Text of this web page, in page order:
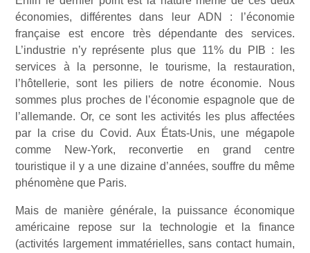
économies, différentes dans leur ADN : l’économie
française est encore très dépendante des services.
L’industrie n’y représente plus que 11% du PIB : les
services à la personne, le tourisme, la restauration,
l’hôtellerie, sont les piliers de notre économie. Nous
sommes plus proches de l’économie espagnole que de
l’allemande. Or, ce sont les activités les plus affectées
par la crise du Covid. Aux États-Unis, une mégapole
comme New-York, reconvertie en grand centre
touristique il y a une dizaine d’années, souffre du même
phénomène que Paris.
Mais de manière générale, la puissance économique
américaine repose sur la technologie et la finance
(activités largement immatérielles, sans contact humain,